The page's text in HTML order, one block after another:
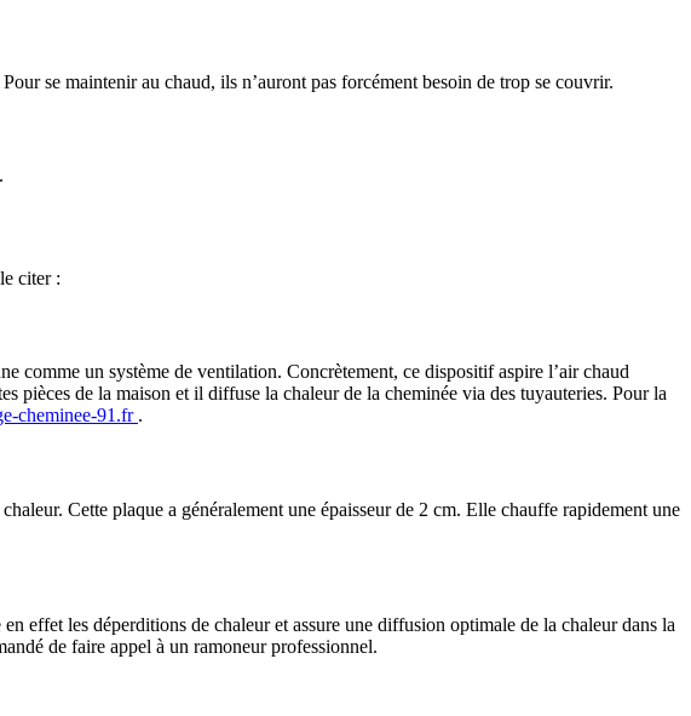
se maintenir au chaud, ils n’auront pas forcément besoin de trop se couvrir.
citer :
comme un système de ventilation. Concrètement, ce dispositif aspire l’air chaud
pièces de la maison et il diffuse la chaleur de la cheminée via des tuyauteries. Pour la
cheminee-91.fr .
Cette plaque a généralement une épaisseur de 2 cm. Elle chauffe rapidement une
effet les déperditions de chaleur et assure une diffusion optimale de la chaleur dans la
de faire appel à un ramoneur professionnel.